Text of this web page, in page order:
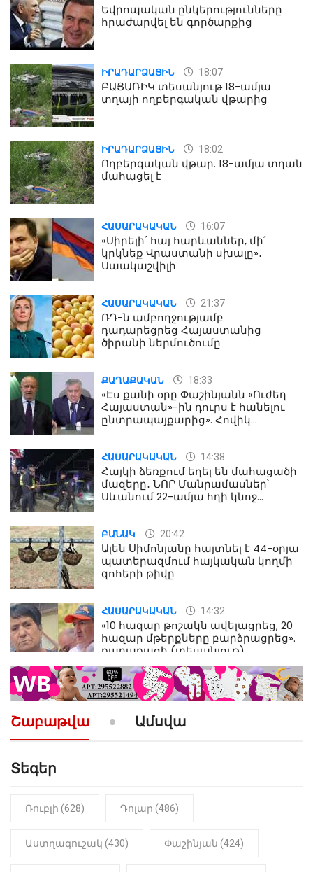
Եվրոպական ընկերությունները
հրաժարվել են գործարքից
ԻՐԱԴԱՐՁԱՅԻՆ 18:07
ԲԱՑԱՌԻԿ տեսանյութ 18-ամյա
տղայի ողբերգական վթարից
ԻՐԱԴԱՐՁԱՅԻՆ 18:02
Ողբերգական վթար. 18-ամյա տղան
մահացել է
ՀԱՍԱՐԱԿԱԿԱՆ 16:07
«Սիրելի՛ հայ հարևաններ, մի՛
կրկնեք Վրաստանի սխալը»․
Սաակաշվիլի
ՀԱՍԱՐԱԿԱԿԱՆ 21:37
ՌԴ-ն ամբողջությամբ
դադարեցրեց Հայաստանից
ծիրանի ներմուծումը
ՔԱՂԱՔԱԿԱՆ 18:33
«Էս քանի օրը Փաշինյանն «Ուժեղ
Հայաստան»-ին դուրս է հանելու
ընտրապայքարից». Հովիկ
ՀԱՍԱՐԱԿԱԿԱՆ 14:38
Հայկի ձեռքում եղել են մահացածի
մազերը․ ՆՈՐ Մանրամասներ՝
Սևանում 22-ամյա հղի կնոջ
ԲԱՆԱԿ 20:42
Ալեն Սիմոնյանը հայտնել է 44-օրյա
պատերազմում հայկական կողմի
զոհերի թիվը
ՀԱՍԱՐԱԿԱԿԱՆ 14:32
«10 հազար թոշակն ավելացրեց, 20
հազար մթերքները բարձրացրեց».
քաղաքացի (տեսանյութ)
ՔԱՂԱՔԱԿԱՆ 10:52
«Լեզվիդ տալու փոխարեն
արտաբերիր այս երկու
նախադասությունը»․ Իշխան
Նիկոլ Փաշինյան
ԻՐԱԴԱՐՁԱՅԻՆ 22:01
Շաբաթվա Ամսվա
Տեգեր
Ռուբլի (628) Դոլար (486)
Աստղագուշակ (430) Փաշինյան (424)